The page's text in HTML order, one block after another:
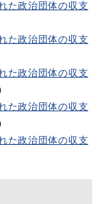
た政治団体の収支
た政治団体の収支
た政治団体の収支
た政治団体の収支
た政治団体の収支